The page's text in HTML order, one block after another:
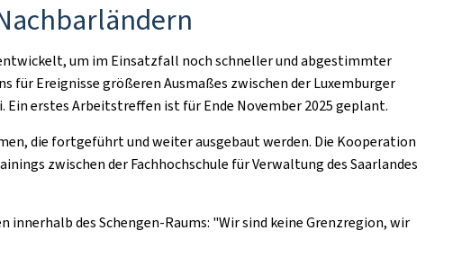
um im Einsatzfall noch schneller und abgestimmter
für Ereignisse größeren Ausmaßes zwischen der Luxemburger
Ein erstes Arbeitstreffen ist für Ende November 2025 geplant.
die fortgeführt und weiter ausgebaut werden. Die Kooperation
zwischen der Fachhochschule für Verwaltung des Saarlandes
des Schengen-Raums: "Wir sind keine Grenzregion, wir